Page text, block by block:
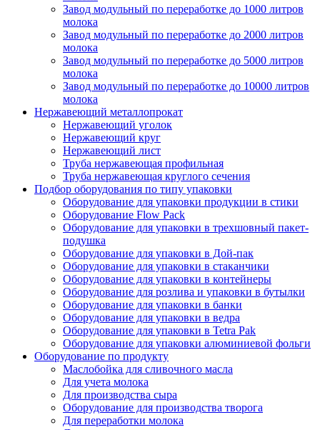
Завод модульный по переработке до 1000 литров
молока
Завод модульный по переработке до 2000 литров
молока
Завод модульный по переработке до 5000 литров
молока
Завод модульный по переработке до 10000 литров
молока
Нержавеющий металлопрокат
Нержавеющий уголок
Нержавеющий круг
Нержавеющий лист
Труба нержавеющая профильная
Труба нержавеющая круглого сечения
Подбор оборудования по типу упаковки
Оборудование для упаковки продукции в стики
Оборудование Flow Pack
Оборудование для упаковки в трехшовный пакет-
подушка
Оборудование для упаковки в Дой-пак
Оборудование для упаковки в стаканчики
Оборудование для упаковки в контейнеры
Оборудование для розлива и упаковки в бутылки
Оборудование для упаковки в банки
Оборудование для упаковки в ведра
Оборудование для упаковки в Tetra Pak
Оборудование для упаковки алюминиевой фольги
Оборудование по продукту
Маслобойка для сливочного масла
Для учета молока
Для производства сыра
Оборудование для производства творога
Для переработки молока